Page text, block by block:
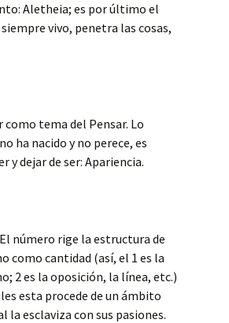
Aletheia; es por último el
vivo, penetra las cosas,
tema del Pensar. Lo
ha nacido y no perece, es
y dejar de ser: Apariencia.
número rige la estructura de
como cantidad (así, el 1 es la
2 es la oposición, la línea, etc.)
esta procede de un ámbito
la esclaviza con sus pasiones.